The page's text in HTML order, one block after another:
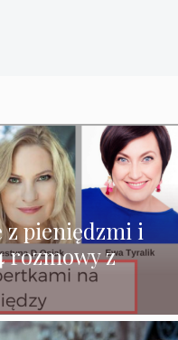
z pieniędzmi i
rozmowy z